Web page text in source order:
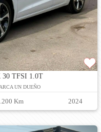
30 TFSI 1.0T
UN DUEÑO
Km 2024